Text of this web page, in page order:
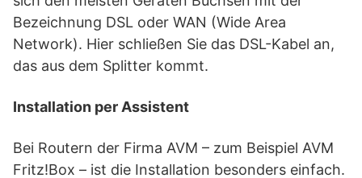
Bezeichnung DSL oder WAN (Wide Area
Network). Hier schließen Sie das DSL-Kabel an,
das aus dem Splitter kommt.
Installation per Assistent
Bei Routern der Firma AVM – zum Beispiel AVM
Fritz!Box – ist die Installation besonders einfach.